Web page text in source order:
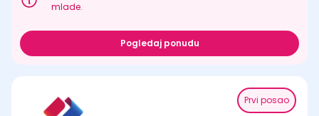
mlade.
Pogledaj ponudu
Prvi posao